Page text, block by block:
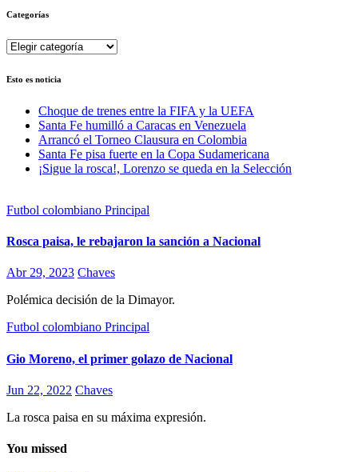
Categorías
Categorías
Esto es noticia
Choque de trenes entre la FIFA y la UEFA
Santa Fe humilló a Caracas en Venezuela
Arrancó el Torneo Clausura en Colombia
Santa Fe pisa fuerte en la Copa Sudamericana
¡Sigue la rosca!, Lorenzo se queda en la Selección
Futbol colombiano Principal
Rosca paisa, le rebajaron la sanción a Nacional
Abr 29, 2023 Chaves
Polémica decisión de la Dimayor.
Futbol colombiano Principal
Gio Moreno, el primer golazo de Nacional
Jun 22, 2022 Chaves
La rosca paisa en su máxima expresión.
You missed